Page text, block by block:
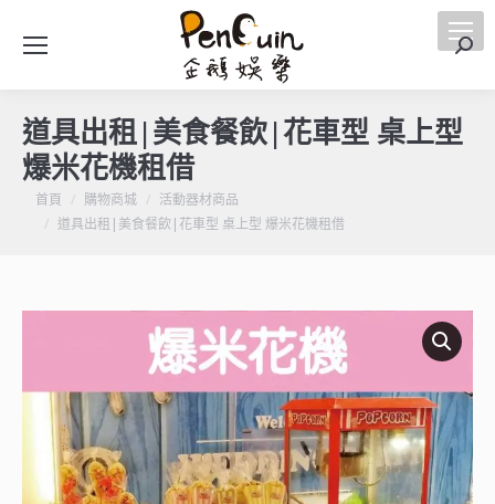
搜
道具出租|美食餐飲|花車型 桌上型
爆米花機租借
您在這裡：
首頁 購物商城
活動器材商品
道具出租|美食餐飲|花車型 桌上型 爆米花機租借